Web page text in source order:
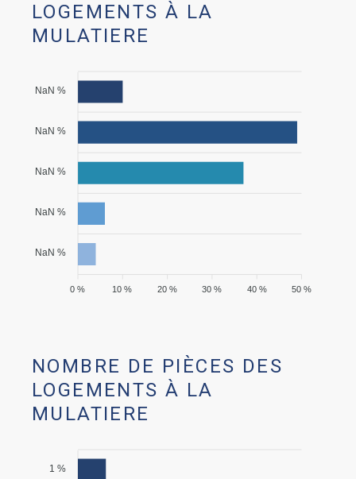
LOGEMENTS À LA
MULATIERE
NaN %
NaN %
NaN %
NaN %
NaN %
50 %
40 %
30 %
20 %
10 %
0 %
NOMBRE DE PIÈCES DES
LOGEMENTS À LA
MULATIERE
1 %